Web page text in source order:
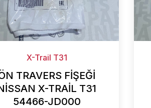
X-Trail T31
TRAVERS FİŞEĞİ
X-TRAİL T31
54466-JD000